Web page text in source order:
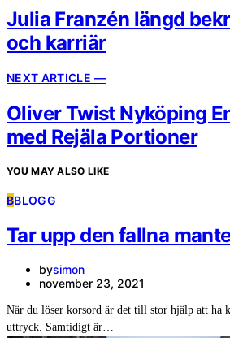
Julia Franzén längd
och karriär
NEXT ARTICLE —
Oliver Twist Nyköping
med Rejäla Portioner
YOU MAY ALSO LIKE
BBLOGG
Tar upp den fallna
bysimon
november 23, 2021
När du löser korsord är det till stor hjälp att ha
uttryck. Samtidigt är…